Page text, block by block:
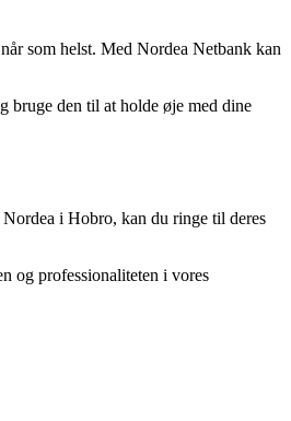
som helst. Med Nordea Netbank kan
bruge den til at holde øje med dine
i Hobro, kan du ringe til deres
og professionaliteten i vores